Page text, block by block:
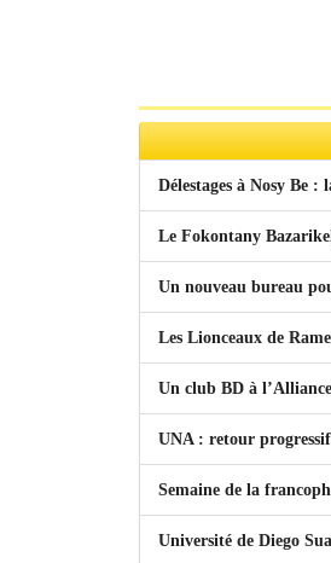
Délestages à Nosy Be
Le Fokontany
Un nouveau bureau
Les Lionceaux de
Un club BD à
UNA : retour
Semaine de la
Université de Diego